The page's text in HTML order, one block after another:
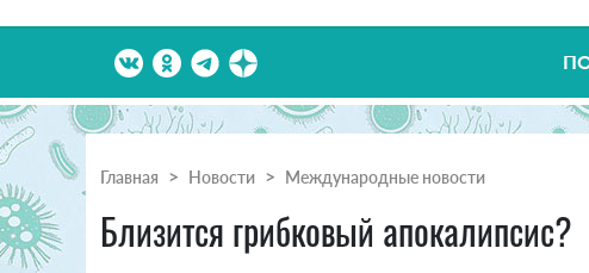
Главная Новости Международные новости
Близится грибковый апокалипсис?